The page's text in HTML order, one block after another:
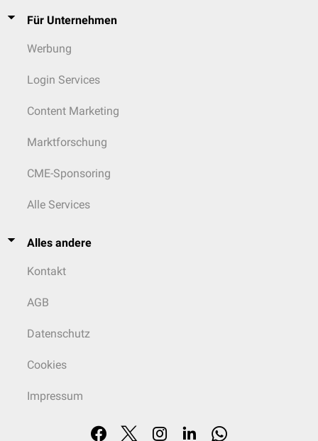
Für Unternehmen
Werbung
Login Services
Content Marketing
Marktforschung
CME-Sponsoring
Alle Services
Alles andere
Kontakt
AGB
Datenschutz
Cookies
Impressum